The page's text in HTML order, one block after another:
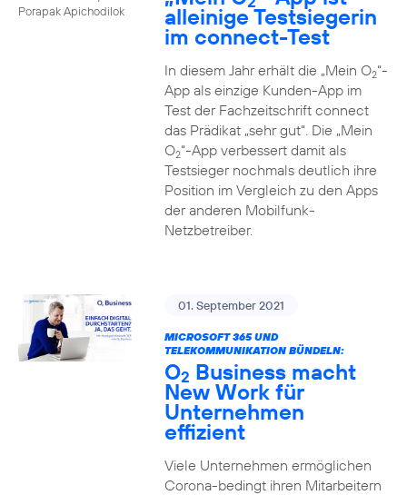
Porapak Apichodilok
alleinige Testsiegerin
im connect-Test
In diesem Jahr erhält die „Mein O2“-
App als einzige Kunden-App im
Test der Fachzeitschrift connect
das Prädikat „sehr gut“. Die „Mein
O2“-App verbessert damit als
Testsieger nochmals deutlich ihre
Position im Vergleich zu den Apps
der anderen Mobilfunk-
Netzbetreiber.
01. September 2021
MICROSOFT 365 UND
TELEKOMMUNIKATION BÜNDELN:
O2 Business macht
New Work für
Unternehmen
effizient
Viele Unternehmen ermöglichen
Corona-bedingt ihren Mitarbeitern